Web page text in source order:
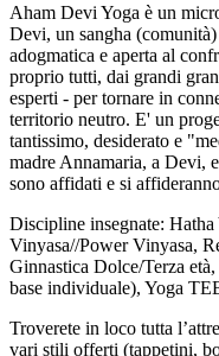
Aham Devi Yoga è un
Devi, un sangha
adogmatica e aperta al
proprio tutti, dai grandi
esperti - per tornare in
territorio neutro. E' un
tantissimo, desiderato e
madre Annamaria, a Devi,
sono affidati e si
Discipline insegnate:
Vinyasa//Power Vinyasa,
Ginnastica Dolce/Terza
base individuale), Yoga
Troverete in loco tutta
vari stili offerti (tappetini,